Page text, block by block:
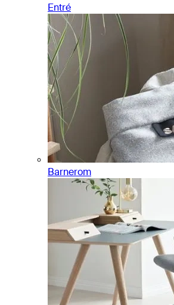
Entré
Barnerom